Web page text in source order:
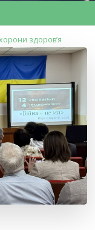
здоров’я